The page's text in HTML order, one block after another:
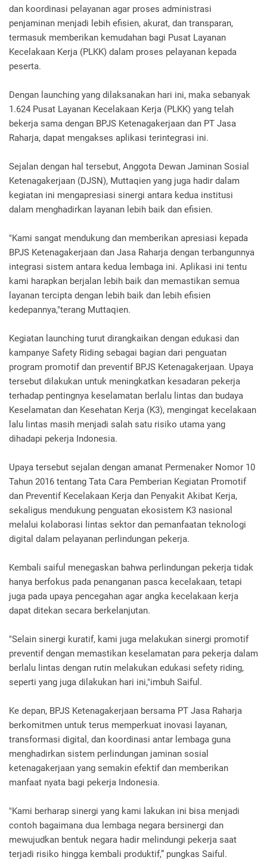
dan koordinasi pelayanan agar proses administrasi
penjaminan menjadi lebih efisien, akurat, dan transparan,
termasuk memberikan kemudahan bagi Pusat Layanan
Kecelakaan Kerja (PLKK) dalam proses pelayanan kepada
peserta.
Dengan launching yang dilaksanakan hari ini, maka sebanyak
1.624 Pusat Layanan Kecelakaan Kerja (PLKK) yang telah
bekerja sama dengan BPJS Ketenagakerjaan dan PT Jasa
Raharja, dapat mengakses aplikasi terintegrasi ini.
Sejalan dengan hal tersebut, Anggota Dewan Jaminan Sosial
Ketenagakerjaan (DJSN), Muttaqien yang juga hadir dalam
kegiatan ini mengapresiasi sinergi antara kedua institusi
dalam menghadirkan layanan lebih baik dan efisien.
"Kami sangat mendukung dan memberikan apresiasi kepada
BPJS Ketenagakerjaan dan Jasa Raharja dengan terbangunnya
integrasi sistem antara kedua lembaga ini. Aplikasi ini tentu
kami harapkan berjalan lebih baik dan memastikan semua
layanan tercipta dengan lebih baik dan lebih efisien
kedepannya,"terang Muttaqien.
Kegiatan launching turut dirangkaikan dengan edukasi dan
kampanye Safety Riding sebagai bagian dari penguatan
program promotif dan preventif BPJS Ketenagakerjaan. Upaya
tersebut dilakukan untuk meningkatkan kesadaran pekerja
terhadap pentingnya keselamatan berlalu lintas dan budaya
Keselamatan dan Kesehatan Kerja (K3), mengingat kecelakaan
lalu lintas masih menjadi salah satu risiko utama yang
dihadapi pekerja Indonesia.
Upaya tersebut sejalan dengan amanat Permenaker Nomor 10
Tahun 2016 tentang Tata Cara Pemberian Kegiatan Promotif
dan Preventif Kecelakaan Kerja dan Penyakit Akibat Kerja,
sekaligus mendukung penguatan ekosistem K3 nasional
melalui kolaborasi lintas sektor dan pemanfaatan teknologi
digital dalam pelayanan perlindungan pekerja.
Kembali saiful menegaskan bahwa perlindungan pekerja tidak
hanya berfokus pada penanganan pasca kecelakaan, tetapi
juga pada upaya pencegahan agar angka kecelakaan kerja
dapat ditekan secara berkelanjutan.
"Selain sinergi kuratif, kami juga melakukan sinergi promotif
preventif dengan memastikan keselamatan para pekerja dalam
berlalu lintas dengan rutin melakukan edukasi sefety riding,
seperti yang juga dilakukan hari ini,"imbuh Saiful.
Ke depan, BPJS Ketenagakerjaan bersama PT Jasa Raharja
berkomitmen untuk terus memperkuat inovasi layanan,
transformasi digital, dan koordinasi antar lembaga guna
menghadirkan sistem perlindungan jaminan sosial
ketenagakerjaan yang semakin efektif dan memberikan
manfaat nyata bagi pekerja Indonesia.
"Kami berharap sinergi yang kami lakukan ini bisa menjadi
contoh bagaimana dua lembaga negara bersinergi dan
mewujudkan bentuk negara hadir melindungi pekerja saat
terjadi risiko hingga kembali produktif,” pungkas Saiful.